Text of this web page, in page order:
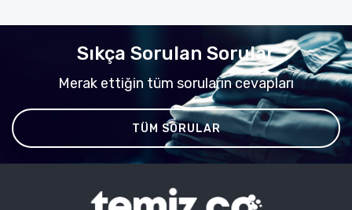
Sıkça Sorulan Sorular
Merak ettiğin tüm soruların cevapları
TÜM SORULAR